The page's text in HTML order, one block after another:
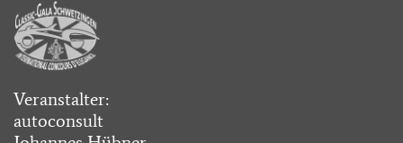
Veranstalter:
autoconsult